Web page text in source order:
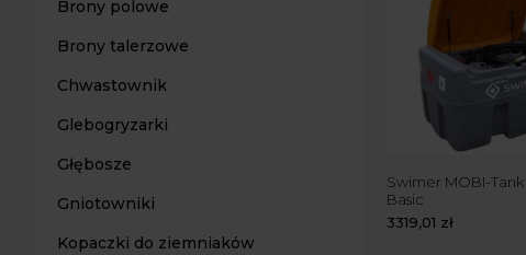
Brony polowe
Brony talerzowe
Chwastownik
Glebogryzarki
Głębosze
Gniotowniki
Kopaczki do ziemniaków
Swimer MOBI-
Basic
3319,01 zł